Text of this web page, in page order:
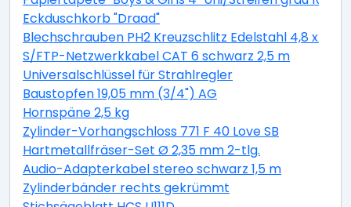
Eckduschkorb "Draad"
Blechschrauben PH2 Kreuzschlitz Edelstahl 4,8 x 19
S/FTP-Netzwerkkabel CAT 6 schwarz 2,5 m
Universalschlüssel für Strahlregler
Baustopfen 19,05 mm (3/4") AG
Hornspäne 2,5 kg
Zylinder-Vorhangschloss 771 F 40 Love SB
Hartmetallfräser-Set Ø 2,35 mm 2-tlg.
Audio-Adapterkabel stereo schwarz 1,5 m
Zylinderbänder rechts gekrümmt